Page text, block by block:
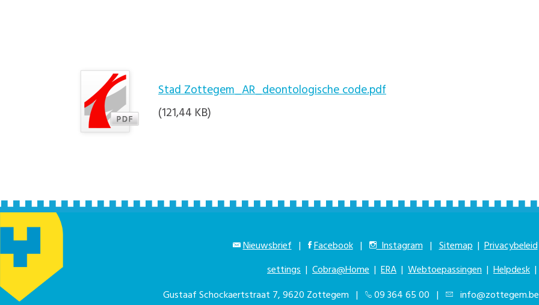
Stad Zottegem_AR_deontologische code.pdf
(121,44 KB)
Nieuwsbrief | Facebook | Instagram | Sitemap |Privacybeleid
settings | Cobra@Home | ERA | Webtoepassingen | Helpdesk |
Gustaaf Schockaertstraat 7, 9620 Zottegem |
09 364 65 00 | info@zottegem.be